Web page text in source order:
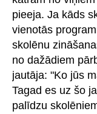
pieeja. Ja kāds
vienotās
skolēnu
no dažādiem
jautāja: "Ko jūs
Tagad es uz šo
palīdzu